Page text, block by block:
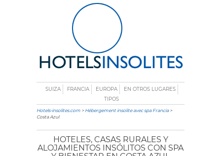
SUIZA FRANCIA EUROPA
EN OTROS LUGARES
TIPOS
Hotels-insolites.com >Hébergement insolite avec spa Francia>
Costa Azul
HOTELES, CASAS RURALES Y
ALOJAMIENTOS INSÓLITOS CON SPA